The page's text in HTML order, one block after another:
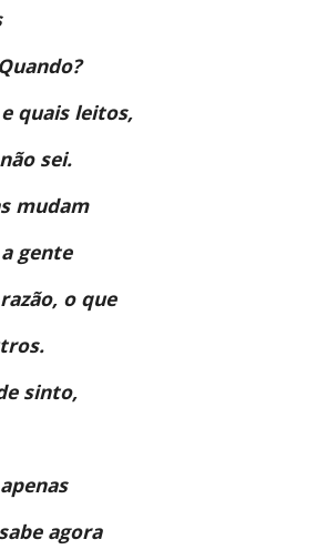
quais leitos,
sei.
mudam
gente
o que
sinto,
agora